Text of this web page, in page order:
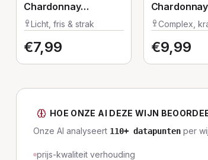
Chardonnay
Winemaker's
Licht, fris & strak
€7,99
Chardonnay
Complex,
€9,99
HOE ONZE AI DEZE WIJN
Onze AI analyseert 110+ datapunten per
prijs-kwaliteit verhouding